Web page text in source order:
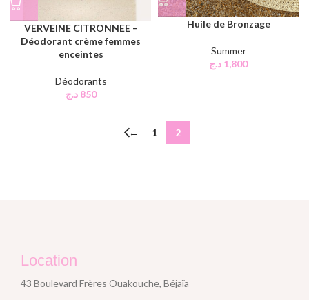
VERVEINE CITRONNEE –
Déodorant crème femmes
enceintes
Déodorants
850 د.ج
Huile de Bronzage
Summer
1,800 د.ج
← 1 2
Location
43 Boulevard Frères Ouakouche, Béjaïa